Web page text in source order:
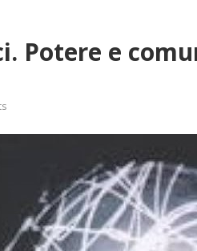
Potere e